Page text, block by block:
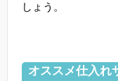
しょう。
オススメ仕入れ